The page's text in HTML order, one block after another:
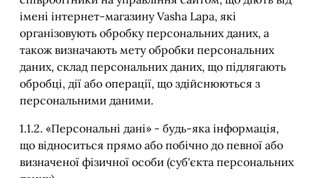
імені інтернет-магазину Vasha Lapa, які
організовують обробку персональних даних, а
також визначають мету обробки персональних
даних, склад персональних даних, що підлягають
обробці, дії або операції, що здійснюються з
персональними даними.
1.1.2. «Персональні дані» - будь-яка інформація,
що відноситься прямо або побічно до певної або
визначеної фізичної особи (суб'єкта персональних